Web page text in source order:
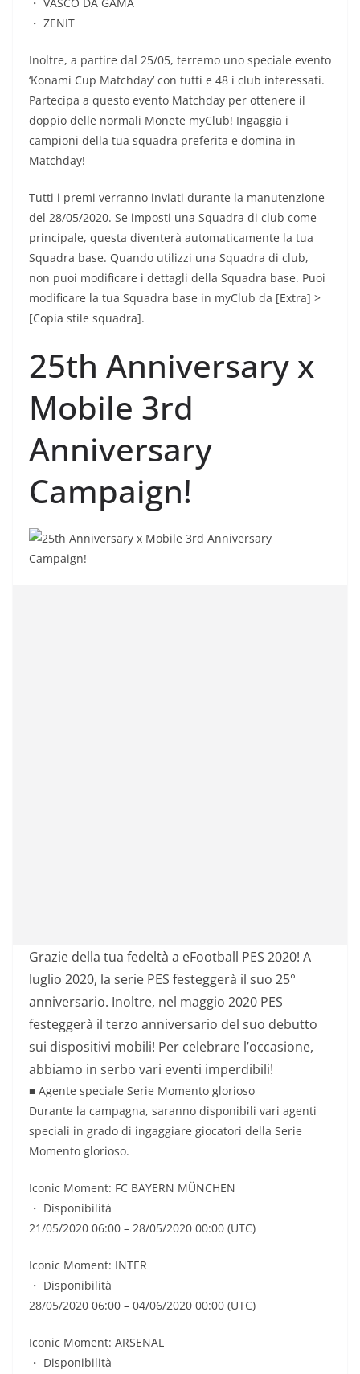
・ VASCO DA GAMA
・ ZENIT
Inoltre, a partire dal 25/05, terremo uno speciale evento
‘Konami Cup Matchday’ con tutti e 48 i club interessati.
Partecipa a questo evento Matchday per ottenere il
doppio delle normali Monete myClub! Ingaggia i
campioni della tua squadra preferita e domina in
Matchday!
Tutti i premi verranno inviati durante la manutenzione
del 28/05/2020. Se imposti una Squadra di club come
principale, questa diventerà automaticamente la tua
Squadra base. Quando utilizzi una Squadra di club,
non puoi modificare i dettagli della Squadra base. Puoi
modificare la tua Squadra base in myClub da [Extra] >
[Copia stile squadra].
25th Anniversary x
Mobile 3rd
Anniversary
Campaign!
Grazie della tua fedeltà a eFootball PES 2020! A
luglio 2020, la serie PES festeggerà il suo 25°
anniversario. Inoltre, nel maggio 2020 PES
festeggerà il terzo anniversario del suo debutto
sui dispositivi mobili! Per celebrare l’occasione,
abbiamo in serbo vari eventi imperdibili!
■ Agente speciale Serie Momento glorioso
Durante la campagna, saranno disponibili vari agenti
speciali in grado di ingaggiare giocatori della Serie
Momento glorioso.
Iconic Moment: FC BAYERN MÜNCHEN
・ Disponibilità
21/05/2020 06:00 – 28/05/2020 00:00 (UTC)
Iconic Moment: INTER
・ Disponibilità
28/05/2020 06:00 – 04/06/2020 00:00 (UTC)
Iconic Moment: ARSENAL
・ Disponibilità